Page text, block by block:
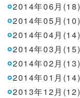
2014年06月(18)
2014年05月(10)
2014年04月(14)
2014年03月(15)
2014年02月(13)
2014年01月(14)
2013年12月(12)